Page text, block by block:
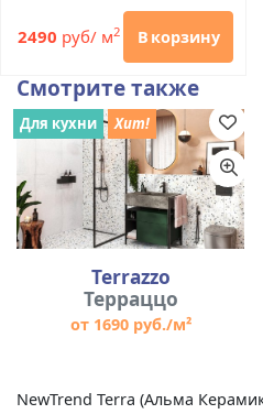
2490 руб/ м2 В корзину
Смотрите также
Terrazzo
Терраццо
от 1690 руб./м²
Для кухни Хит!
NewTrend Terra (Альма